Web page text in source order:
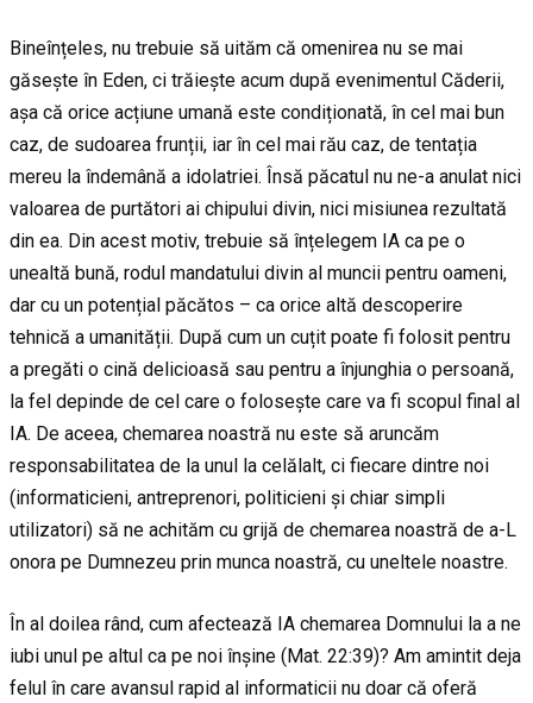
Bineînțeles, nu trebuie să uităm că omenirea nu se mai
găsește în Eden, ci trăiește acum după evenimentul Căderii,
așa că orice acțiune umană este condiționată, în cel mai bun
caz, de sudoarea frunții, iar în cel mai rău caz, de tentația
mereu la îndemână a idolatriei. Însă păcatul nu ne-a anulat nici
valoarea de purtători ai chipului divin, nici misiunea rezultată
din ea. Din acest motiv, trebuie să înțelegem IA ca pe o
unealtă bună, rodul mandatului divin al muncii pentru oameni,
dar cu un potențial păcătos – ca orice altă descoperire
tehnică a umanității. După cum un cuțit poate fi folosit pentru
a pregăti o cină delicioasă sau pentru a înjunghia o persoană,
la fel depinde de cel care o folosește care va fi scopul final al
IA. De aceea, chemarea noastră nu este să aruncăm
responsabilitatea de la unul la celălalt, ci fiecare dintre noi
(informaticieni, antreprenori, politicieni și chiar simpli
utilizatori) să ne achităm cu grijă de chemarea noastră de a-L
onora pe Dumnezeu prin munca noastră, cu uneltele noastre.
În al doilea rând, cum afectează IA chemarea Domnului la a ne
iubi unul pe altul ca pe noi înșine (Mat. 22:39)? Am amintit deja
felul în care avansul rapid al informaticii nu doar că oferă